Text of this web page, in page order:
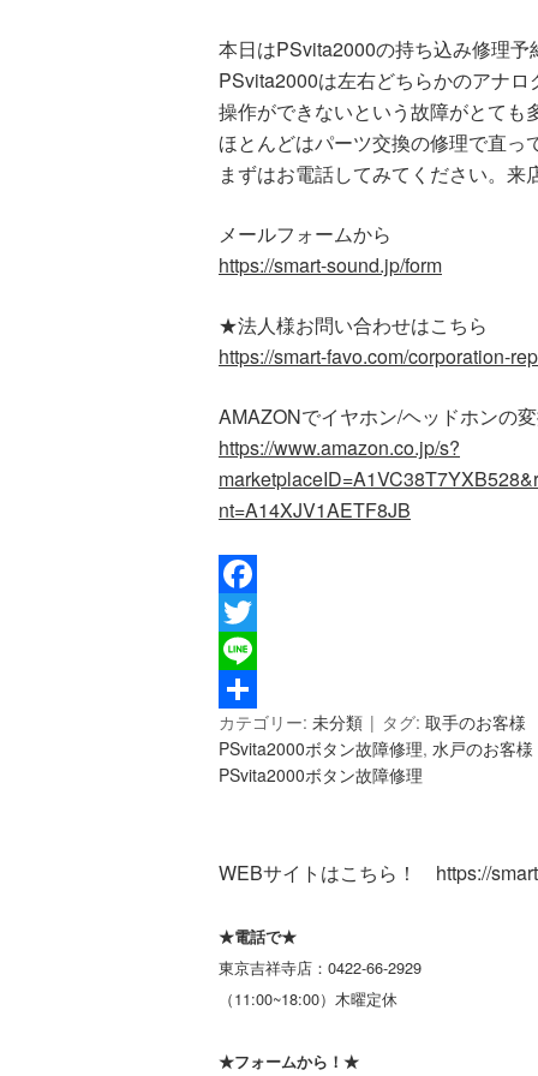
本日はPSvita2000の持ち込み修理予
PSvita2000は左右どちらかのアナロ
操作ができないという故障がとても
ほとんどはパーツ交換の修理で直っ
まずはお電話してみてください。来
メールフォームから
https://smart-sound.jp/form
★法人様お問い合わせはこちら
https://smart-favo.com/corporation-
AMAZONでイヤホン/ヘッドホンの
https://www.amazon.co.jp/s?
nt=A14XJV1AETF8JB
F
a
c
e
b
k
T
w
i
t
r
L
i
n
共
有
カテゴリー: 未分類 タグ: 取手のお客様
PSvita2000ボタン故障修理, 水戸のお客
PSvita2000ボタン故障修理
WEBサイトはこちら！ https://
★電話で★
東京吉祥寺店： 0422-66-2929
（11:00~18:00）木曜定休
★フォームから！★